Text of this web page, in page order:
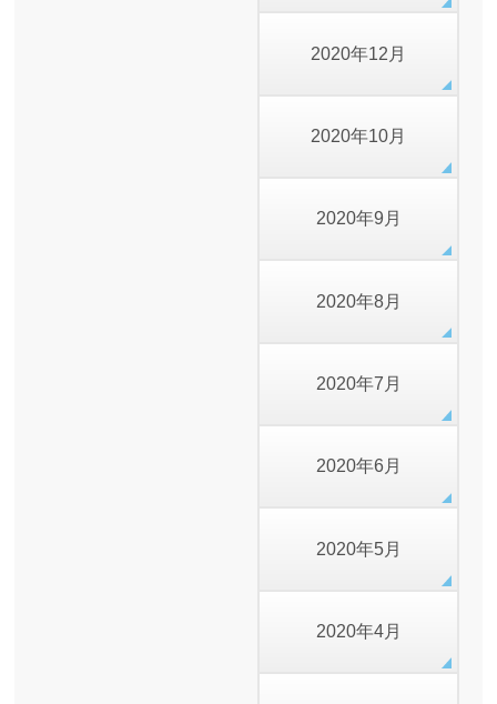
2020年12月
2020年10月
2020年9月
2020年8月
2020年7月
2020年6月
2020年5月
2020年4月